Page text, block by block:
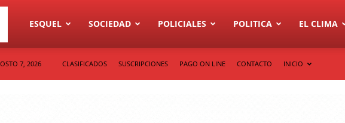
Diario
La
ESQUEL SOCIEDAD POLICIALES POLITICA EL CLIMA
7, 2026 CLASIFICADOS SUSCRIPCIONES PAGO ON LINE CONTACTO INICIO